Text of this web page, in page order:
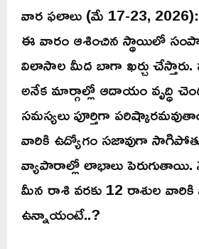
వార ఫలాలు (మే 17-23,
ఈ వారం ఆశించిన స్థాయిలో
విలాసాల మీద బాగా ఖర్చు
అనేక మార్గాల్లో ఆదాయం వృద్ధి
సమస్యలు పూర్తిగా
వారికి ఉద్యోగం సజావుగా
వ్యాపారాల్లో లాభాలు
మీన రాశి వరకు 12 రాశుల
ఉన్నాయంటే..?